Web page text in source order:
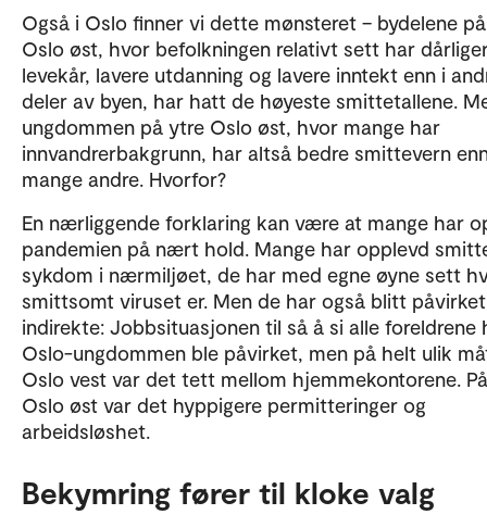
Også i Oslo finner vi dette mønsteret – bydelene
Oslo øst, hvor befolkningen relativt sett har
levekår, lavere utdanning og lavere inntekt enn i
deler av byen, har hatt de høyeste smittetallene.
ungdommen på ytre Oslo øst, hvor mange har
innvandrerbakgrunn, har altså bedre smittevern
mange andre. Hvorfor?
En nærliggende forklaring kan være at mange har
pandemien på nært hold. Mange har opplevd
sykdom i nærmiljøet, de har med egne øyne sett
smittsomt viruset er. Men de har også blitt
indirekte: Jobbsituasjonen til så å si alle foreldrene
Oslo-ungdommen ble påvirket, men på helt ulik
Oslo vest var det tett mellom hjemmekontorene.
Oslo øst var det hyppigere permitteringer og
arbeidsløshet.
Bekymring fører til kloke valg